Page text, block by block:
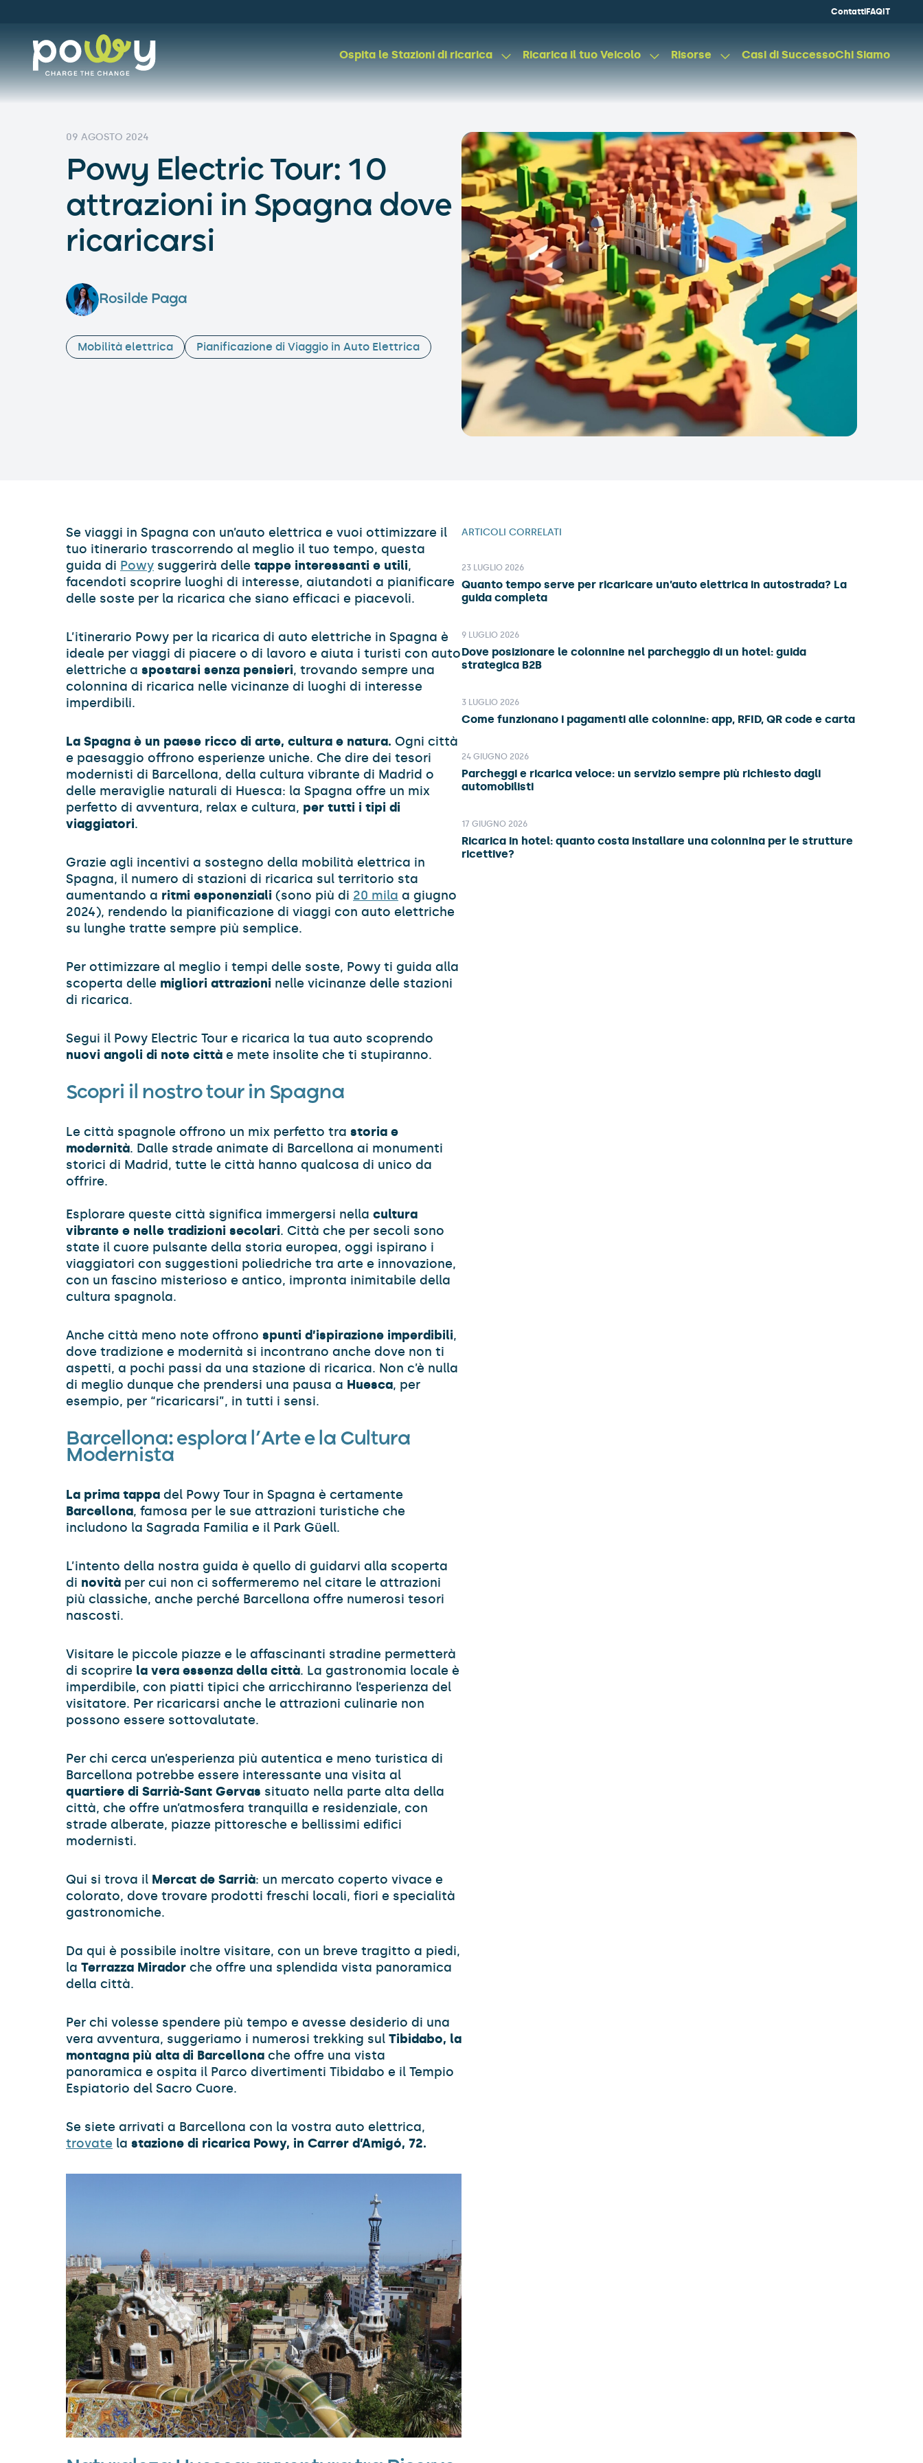
Contatti FAQ IT
Ospita le Stazioni di ricarica Ricarica il tuo Veicolo Risorse Casi di SuccessoChi Siamo
09 AGOSTO 2024
Powy Electric Tour: 10
attrazioni in Spagna dove
ricaricarsi
Rosilde Paga
Mobilità elettrica Pianificazione di Viaggio in Auto Elettrica
Se viaggi in Spagna con un’auto elettrica e vuoi ottimizzare il
tuo itinerario trascorrendo al meglio il tuo tempo, questa
guida di Powy suggerirà delle tappe interessanti e utili,
facendoti scoprire luoghi di interesse, aiutandoti a pianificare
delle soste per la ricarica che siano efficaci e piacevoli.
L’itinerario Powy per la ricarica di auto elettriche in Spagna è
ideale per viaggi di piacere o di lavoro e aiuta i turisti con auto
elettriche a spostarsi senza pensieri, trovando sempre una
colonnina di ricarica nelle vicinanze di luoghi di interesse
imperdibili.
La Spagna è un paese ricco di arte, cultura e natura. Ogni città
e paesaggio offrono esperienze uniche. Che dire dei tesori
modernisti di Barcellona, della cultura vibrante di Madrid o
delle meraviglie naturali di Huesca: la Spagna offre un mix
perfetto di avventura, relax e cultura, per tutti i tipi di
viaggiatori.
Grazie agli incentivi a sostegno della mobilità elettrica in
Spagna, il numero di stazioni di ricarica sul territorio sta
aumentando a ritmi esponenziali (sono più di 20 mila a giugno
2024), rendendo la pianificazione di viaggi con auto elettriche
su lunghe tratte sempre più semplice.
Per ottimizzare al meglio i tempi delle soste, Powy ti guida alla
scoperta delle migliori attrazioni nelle vicinanze delle stazioni
di ricarica.
Segui il Powy Electric Tour e ricarica la tua auto scoprendo
nuovi angoli di note città e mete insolite che ti stupiranno.
Scopri il nostro tour in Spagna
Le città spagnole offrono un mix perfetto tra storia e
modernità. Dalle strade animate di Barcellona ai monumenti
storici di Madrid, tutte le città hanno qualcosa di unico da
offrire.
Esplorare queste città significa immergersi nella cultura
vibrante e nelle tradizioni secolari. Città che per secoli sono
state il cuore pulsante della storia europea, oggi ispirano i
viaggiatori con suggestioni poliedriche tra arte e innovazione,
con un fascino misterioso e antico, impronta inimitabile della
cultura spagnola.
Anche città meno note offrono spunti d’ispirazione imperdibili,
dove tradizione e modernità si incontrano anche dove non ti
aspetti, a pochi passi da una stazione di ricarica. Non c’è nulla
di meglio dunque che prendersi una pausa a Huesca, per
esempio, per “ricaricarsi”, in tutti i sensi.
Barcellona: esplora l’Arte e la Cultura
Modernista
La prima tappa del Powy Tour in Spagna è certamente
Barcellona, famosa per le sue attrazioni turistiche che
includono la Sagrada Familia e il Park Güell.
L’intento della nostra guida è quello di guidarvi alla scoperta
di novità per cui non ci soffermeremo nel citare le attrazioni
più classiche, anche perché Barcellona offre numerosi tesori
nascosti.
Visitare le piccole piazze e le affascinanti stradine permetterà
di scoprire la vera essenza della città. La gastronomia locale è
imperdibile, con piatti tipici che arricchiranno l’esperienza del
visitatore. Per ricaricarsi anche le attrazioni culinarie non
possono essere sottovalutate.
Per chi cerca un’esperienza più autentica e meno turistica di
Barcellona potrebbe essere interessante una visita al
quartiere di Sarrià-Sant Gervas situato nella parte alta della
città, che offre un’atmosfera tranquilla e residenziale, con
strade alberate, piazze pittoresche e bellissimi edifici
modernisti.
Qui si trova il Mercat de Sarrià: un mercato coperto vivace e
colorato, dove trovare prodotti freschi locali, fiori e specialità
gastronomiche.
Da qui è possibile inoltre visitare, con un breve tragitto a piedi,
la Terrazza Mirador che offre una splendida vista panoramica
della città.
Per chi volesse spendere più tempo e avesse desiderio di una
vera avventura, suggeriamo i numerosi trekking sul Tibidabo, la
montagna più alta di Barcellona che offre una vista
panoramica e ospita il Parco divertimenti Tibidabo e il Tempio
Espiatorio del Sacro Cuore.
Se siete arrivati a Barcellona con la vostra auto elettrica,
trovate la stazione di ricarica Powy, in Carrer d’Amigó, 72.
ARTICOLI CORRELATI
23 LUGLIO 2026
Quanto tempo serve per ricaricare un’auto elettrica in autostrada? La
guida completa
9 LUGLIO 2026
Dove posizionare le colonnine nel parcheggio di un hotel: guida
strategica B2B
3 LUGLIO 2026
Come funzionano i pagamenti alle colonnine: app, RFID, QR code e carta
24 GIUGNO 2026
Parcheggi e ricarica veloce: un servizio sempre più richiesto dagli
automobilisti
17 GIUGNO 2026
Ricarica in hotel: quanto costa installare una colonnina per le strutture
ricettive?